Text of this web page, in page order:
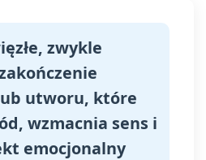
zwykle
utworu, które
wzmacnia sens i
emocjonalny